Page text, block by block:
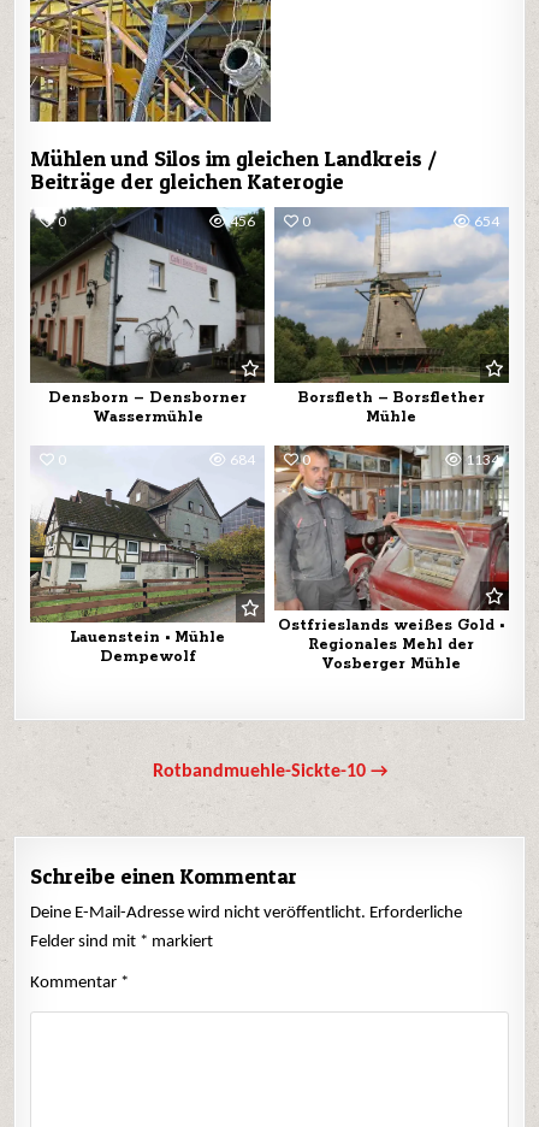
Mühlen und Silos im gleichen Landkreis /
Beiträge der gleichen Katerogie
0 456
Densborn – Densborner
Wassermühle
0 654
Borsfleth – Borsflether
Mühle
0 684
Lauenstein • Mühle
Dempewolf
0 1134
Ostfrieslands weißes Gold •
Regionales Mehl der
Vosberger Mühle
Beitrags-
Navigation
Rotbandmuehle-Sickte-10 →
Schreibe einen Kommentar
Deine E-Mail-Adresse wird nicht veröffentlicht. Erforderliche
Felder sind mit * markiert
Kommentar *